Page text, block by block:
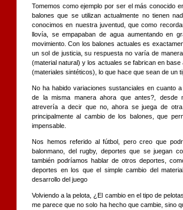
Tomemos como ejemplo por ser el más conocido
balones que se utilizan actualmente no tienen
conocimos en nuestra juventud, que como
llovía, se empapaban de agua aumentando en
movimiento. Con los balones actuales es
un sol de justicia, su respuesta no varía de
(material natural) y los actuales se fabrican en
(materiales sintéticos), lo que hace que sean de un
No ha habido variaciones sustanciales en cuanto
de la misma manera ahora que antes?, desde
atrevería a decir que no, ahora se juega de
principalmente al cambio de los balones, que
impensable.
Nos hemos referido al fútbol, pero creo que
balonmano, del rugby, deportes que se juegan
también podríamos hablar de otros deportes,
deportes en los que el simple cambio del
desarrollo del juego
Volviendo a la pelota, ¿El cambio en el tipo de
me parece que no solo ha hecho que cambie, sino